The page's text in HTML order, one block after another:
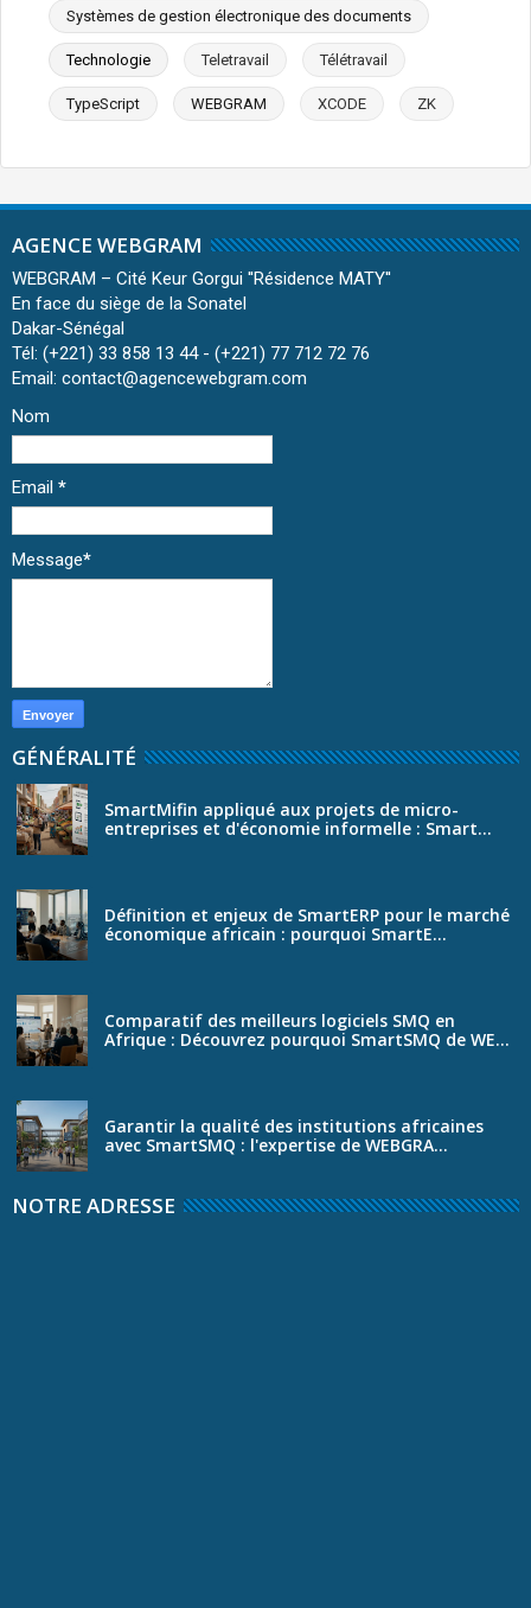
Systèmes de gestion électronique des documents
Technologie Teletravail Télétravail
TypeScript WEBGRAM XCODE ZK
AGENCE WEBGRAM
WEBGRAM – Cité Keur Gorgui ''Résidence MATY''
En face du siège de la Sonatel
Dakar-Sénégal
Tél: (+221) 33 858 13 44 - (+221) 77 712 72 76
Email: contact@agencewebgram.com
Nom
Email *
Message*
GÉNÉRALITÉ
SmartMifin appliqué aux projets de micro-
entreprises et d'économie informelle : Smart...
Définition et enjeux de SmartERP pour le marché
économique africain : pourquoi SmartE...
Comparatif des meilleurs logiciels SMQ en
Afrique : Découvrez pourquoi SmartSMQ de WE...
Garantir la qualité des institutions africaines
avec SmartSMQ : l'expertise de WEBGRA...
NOTRE ADRESSE